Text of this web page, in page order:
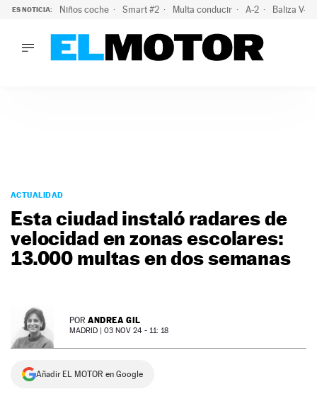
ES NOTICIA: Niños coche Smart #2 Multa conducir A-2 Baliza V-
PODCAST
MOTOS
TECNOLOGÍA
SUPERCOCHES
SERVICIOS
NEWSLETTER
SÍGUENOS
ACTUALIDAD
Esta ciudad instaló radares de
velocidad en zonas escolares:
13.000 multas en dos semanas
POR ANDREA GIL
MADRID | 03 NOV 24 - 11: 18
Añadir EL MOTOR en Google